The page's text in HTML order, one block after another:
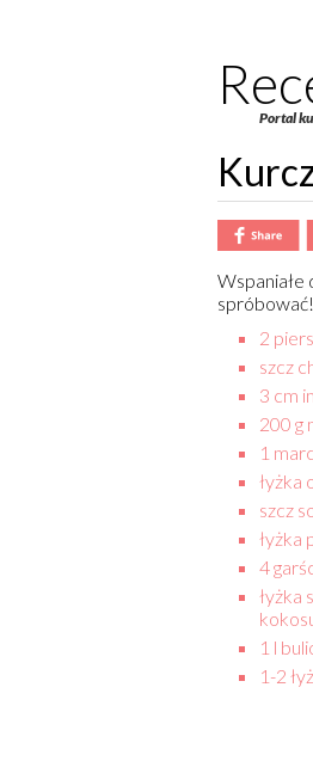
Portal
Wspaniałe
spróbować!
2
szcz
3 cm
200 g
1
łyżka
szcz
łyżka
4
łyżka
1 l
1-2